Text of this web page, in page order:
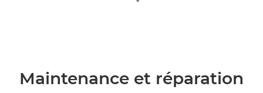
Maintenance et réparation